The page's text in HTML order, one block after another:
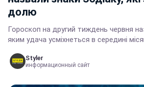
долю
Гороскоп на другий тиждень червня
яким удача усміхнеться в середині
Styler
информационный сайт